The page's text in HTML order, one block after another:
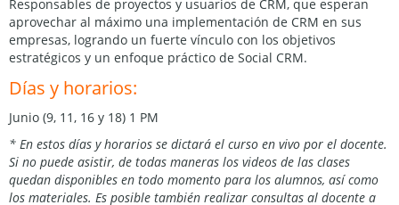
Responsables de proyectos y usuarios de CRM, que esperan
aprovechar al máximo una implementación de CRM en sus
empresas, logrando un fuerte vínculo con los objetivos
estratégicos y un enfoque práctico de Social CRM.
Días y horarios:
Junio (9, 11, 16 y 18) 1 PM
* En estos días y horarios se dictará el curso en vivo por el docente.
Si no puede asistir, de todas maneras los videos de las clases
quedan disponibles en todo momento para los alumnos, así como
los materiales. Es posible también realizar consultas al docente a